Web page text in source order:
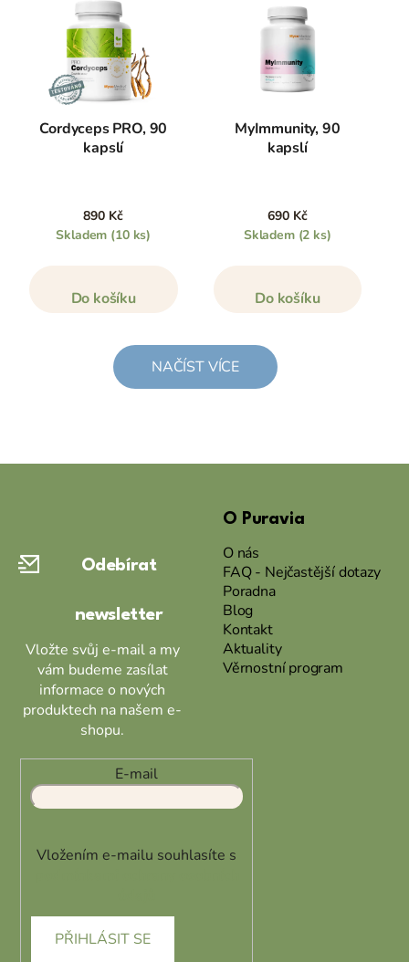
Cordyceps PRO, 90
kapslí
890 Kč
Skladem (10 ks)
Do košíku
MyImmunity, 90
kapslí
690 Kč
Skladem (2 ks)
Do košíku
NAČÍST VÍCE
Odebírat
newsletter
Vložte svůj e-mail a my
vám budeme zasílat
informace o nových
produktech na našem e-
shopu.
E-mail
Vložením e-mailu souhlasíte s
PŘIHLÁSIT SE
O Puravia
O nás
FAQ - Nejčastější dotazy
Poradna
Blog
Kontakt
Aktuality
Věrnostní program